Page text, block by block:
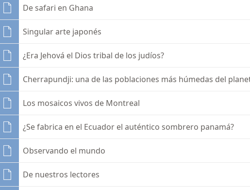
De safari en Ghana
Singular arte japonés
¿Era Jehová el Dios tribal de los judíos?
Cherrapundji: una de las poblaciones más húmedas del
Los mosaicos vivos de Montreal
¿Se fabrica en el Ecuador el auténtico sombrero panamá?
Observando el mundo
De nuestros lectores